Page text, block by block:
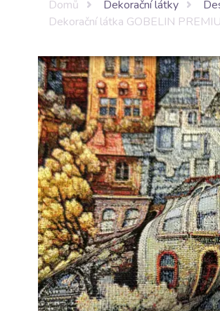
Domů Dekorační látky
Dekorační látka GOBELIN